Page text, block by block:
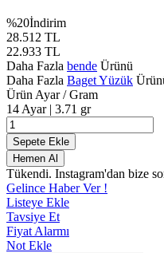
%20İndirim
28.512 TL
22.933 TL
Daha Fazla bende Ürünü
Daha Fazla Baget Yüzük
Ürün Ayar / Gram
14 Ayar | 3.71 gr
Sepete Ekle
Hemen Al
Tükendi. Instagram'dan bize
Gelince Haber Ver !
Listeye Ekle
Tavsiye Et
Fiyat Alarmı
Not Ekle